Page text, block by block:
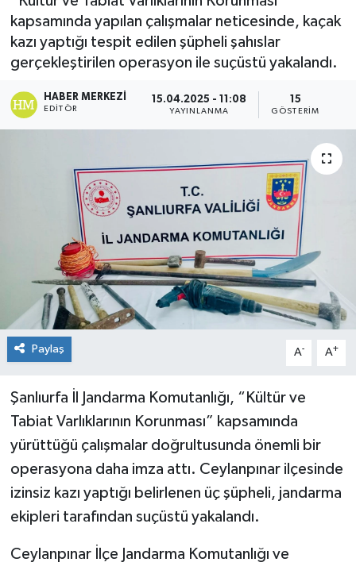
kapsamında yapılan çalışmalar neticesinde, kaçak
kazı yaptığı tespit edilen şüpheli şahıslar
gerçekleştirilen operasyon ile suçüstü yakalandı.
HABER MERKEZI
EDITÖR
15.04.2025 - 11:08
YAYINLANMA
15
GÖSTERIM
Paylaş A- A+
Şanlıurfa İl Jandarma Komutanlığı, “Kültür ve
Tabiat Varlıklarının Korunması” kapsamında
yürüttüğü çalışmalar doğrultusunda önemli bir
operasyona daha imza attı. Ceylanpınar ilçesinde
izinsiz kazı yaptığı belirlenen üç şüpheli, jandarma
ekipleri tarafından suçüstü yakalandı.
Ceylanpınar İlçe Jandarma Komutanlığı ve